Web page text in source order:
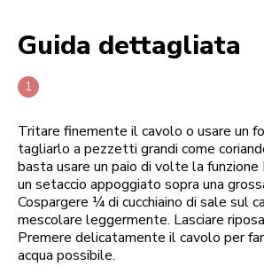
Guida dettagliata
Tritare finemente il cavolo o usare un
tagliarlo a pezzetti grandi come
basta usare un paio di volte la funzione
un setaccio appoggiato sopra una
Cospargere ¼ di cucchiaino di sale sul
mescolare leggermente. Lasciare
Premere delicatamente il cavolo per
acqua possibile.